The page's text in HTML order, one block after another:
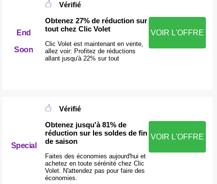
End
Soon
Vérifié
Obtenez 27% de réduction sur
tout chez Clic Volet
Clic Volet est maintenant en vente,
allez voir: Profitez de réductions
allant jusqu'à 22% sur tout
VOIR L'OFFRE
Special
Vérifié
Obtenez jusqu'à 81% de
réduction sur les soldes de fin
de saison
Faites des économies aujourd'hui et
achetez en toute sérénité chez Clic
Volet. N'attendez pas pour faire des
économies.
VOIR L'OFFRE